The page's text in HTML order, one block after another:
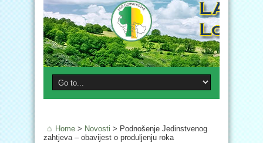
Home > Novosti > Podnošenje Jedinstvenog
zahtjeva – obavijest o produljenju roka